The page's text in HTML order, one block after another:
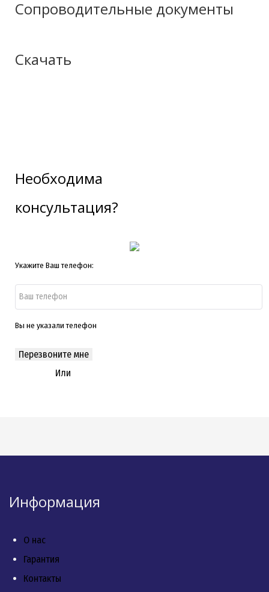
Сопроводительные документы
При заключении договора на поставку оборудования
Отгрузочный сертификат
Пакет документов для прохождения таможни
Проводим консультирование по затаможиванию/
Скачать
Необходима
консультация?
Укажите Ваш телефон:
Вы не указали телефон
Перезвоните мне
Или
Информация
О нас
Гарантия
Контакты